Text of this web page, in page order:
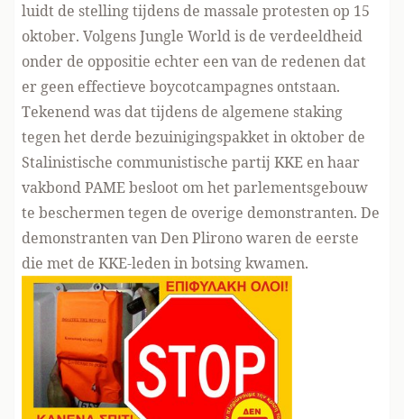
luidt de stelling tijdens de massale protesten op 15
oktober. Volgens Jungle World is de verdeeldheid
onder de oppositie echter een van de redenen dat
er geen effectieve boycotcampagnes ontstaan.
Tekenend was dat tijdens de algemene staking
tegen het derde bezuinigingspakket in oktober de
Stalinistische communistische partij KKE en haar
vakbond PAME besloot om het parlementsgebouw
te beschermen tegen de overige demonstranten. De
demonstranten van Den Plirono waren de eerste
die met de KKE-leden in botsing kwamen.